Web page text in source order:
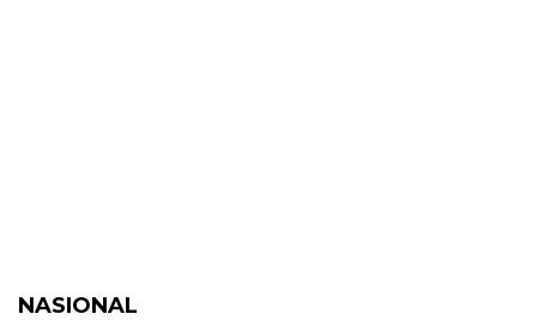
NASIONAL